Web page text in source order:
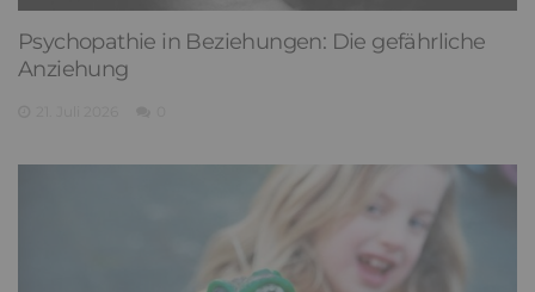
Psychopathie in Beziehungen: Die gefährliche
Anziehung